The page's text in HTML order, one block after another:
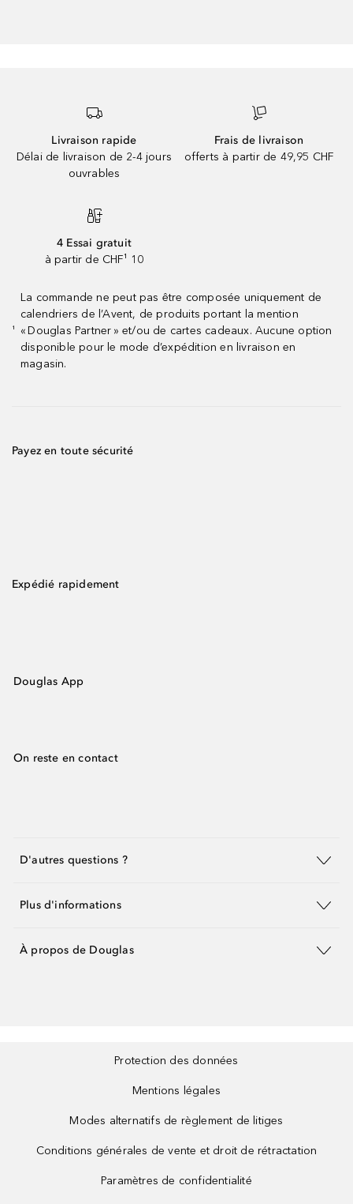
Livraison rapide
Délai de livraison de 2-4 jours
ouvrables
Frais de livraison
offerts à partir de 49,95 CHF
4 Essai gratuit
à partir de CHF¹ 10
¹
La commande ne peut pas être composée uniquement de
calendriers de l’Avent, de produits portant la mention
« Douglas Partner » et/ou de cartes cadeaux. Aucune option
disponible pour le mode d’expédition en livraison en
magasin.
Payez en toute sécurité
Expédié rapidement
Douglas App
On reste en contact
D'autres questions ?
Plus d'informations
À propos de Douglas
Protection des données
Mentions légales
Modes alternatifs de règlement de litiges
Conditions générales de vente et droit de rétractation
Paramètres de confidentialité